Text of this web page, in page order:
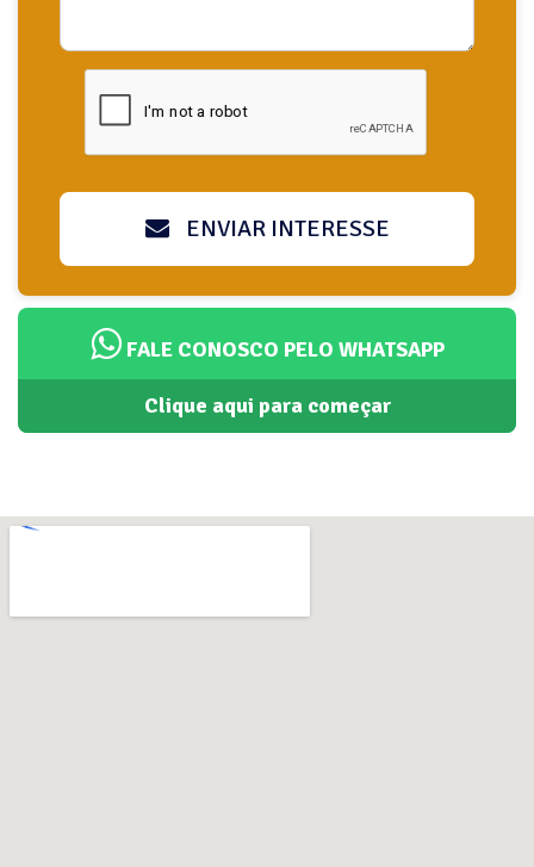
ENVIAR INTERESSE
FALE CONOSCO PELO WHATSAPP
Clique aqui para começar